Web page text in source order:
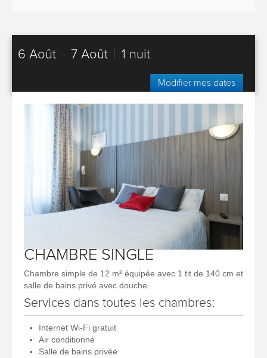
6 Août - 7 Août 1 nuit
Modifier mes dates
CHAMBRE SINGLE
Chambre simple de 12 m² équipée avec 1 tit de 140 cm et
salle de bains privé avec douche.
Services dans toutes les chambres:
Internet Wi-Fi gratuit
Air conditionné
Salle de bains privée